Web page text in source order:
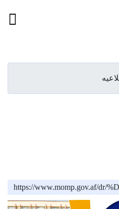
content
https://www.momp.gov.af/dr/